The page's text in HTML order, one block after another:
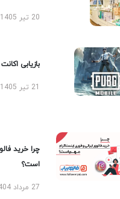
20 تیر 1405
بازیابی
چرا خرید
است؟
27 مرداد 1404